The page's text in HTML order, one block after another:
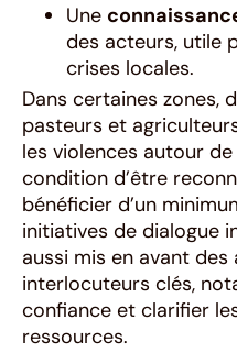
Une
des acteurs, utile
crises locales.
Dans certaines zones,
pasteurs et
les violences autour
condition d’être
bénéficier d’un
initiatives de dialogue
aussi mis en avant
interlocuteurs clés,
confiance et clarifier
ressources.